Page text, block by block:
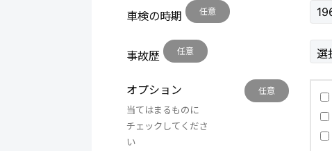
車検の時期 任意
事故歴 任意
オプション 任意
当てはまるものに
チェックしてくださ
い